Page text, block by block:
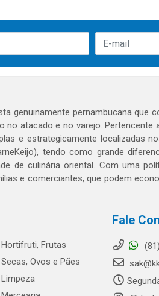
genuinamente pernambucana que
no atacado e no varejo. Pertencente
e estrategicamente localizadas
tendo como grande
de culinária oriental. Com uma
e comerciantes, que podem
Hortifruti, Frutas
Secas, Ovos e Pães
Limpeza
Fale